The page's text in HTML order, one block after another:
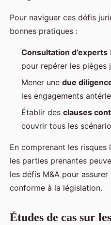
Pour naviguer ces défis
bonnes pratiques :
Consultation d’experts
pour repérer les pièges
Mener une due
les engagements
Établir des clauses
couvrir tous les
En comprenant les risques
les parties prenantes
les défis M&A pour
conforme à la législation.
Études de cas sur